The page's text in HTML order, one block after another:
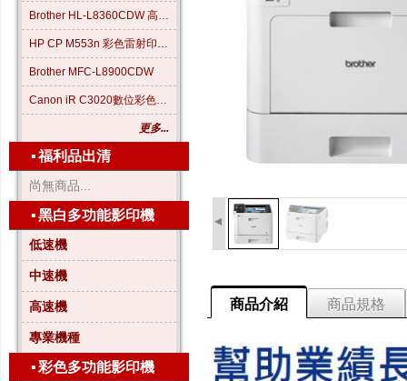
Brother HL-L8360CDW 高效彩色雷射印表機
HP CP M553n 彩色雷射印表機
Brother MFC-L8900CDW
Canon iR C3020數位彩色影印機
更多...
▪福利品出清
尚無商品...
▪黑白多功能影印機
低速機
中速機
高速機
專業機種
▪彩色多功能影印機
◂
商品介紹 商品規格